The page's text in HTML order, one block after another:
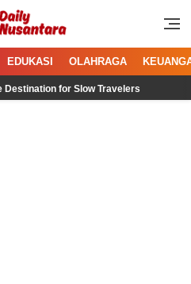
Menginspirasi
EDUKASI OLAHRAGA
for Slow Travelers